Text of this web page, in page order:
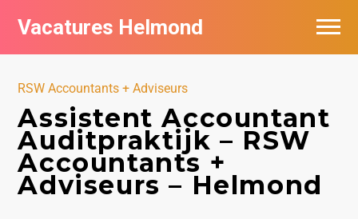
Vacatures Helmond
RSW Accountants + Adviseurs
Assistent Accountant
Auditpraktijk – RSW
Accountants +
Adviseurs – Helmond
Vacatures bij bedrijven in Helmond